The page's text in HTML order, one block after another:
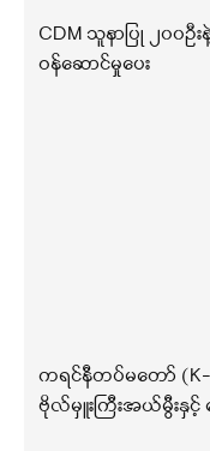
CDM သူနာပြု ၂၀၀ဦ
ဝန်ဆောင်မှုပေး
ကရင်နီတပ်မတော်
ဗိုလ်မှူးကြီးအယ်မွီးနှင့်